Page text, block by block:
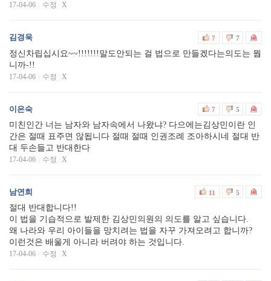
17-04-06 수정 X
김경욱 7 7
정신차립십시요~~!!!!!!!말도안되는 걸 법으로 만들겠다는의도는 뭡
니까-!!
17-04-06 수정 X
이은숙 7 5
미친인간 너는 남자와 남자속에서 나왔냐? 다으에는김상민이란 인
간은 절때 표주면 않됩니다 절때 절때 인권조례 조아하시네 절대 반
대 두손들고 반대한다
17-04-06 수정 X
남연희 11 5
절대 반대합니다!!
이 법을 기습적으로 발제한 김상민의원의 의도를 알고 싶습니다.
왜 나라와 우리 아이들을 망치려는 법을 자꾸 가져오려고 합니까?
이런것은 배울게 아니라 버려야 하는 것입니다.
17-04-06 수정 X